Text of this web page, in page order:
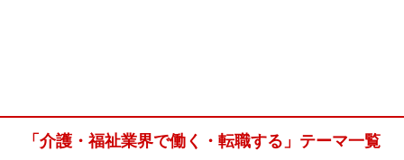
「介護・福祉業界で働く・転職する」テーマ一覧